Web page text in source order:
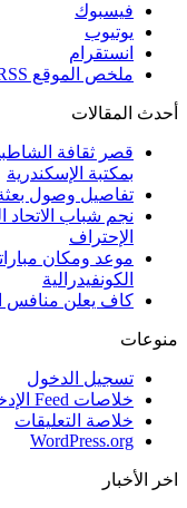
فيسبوك
يوتيوب
انستقرام
ملخص الموقع RSS
أحدث المقالات
قصر ثقافة
بمكتبة الإسكندرية
تفاصيل وصول
الإحتراف
موعد ومكان
الكونفيدرالية
كاف يعلن منافس
منوعات
تسجيل الدخول
خلاصات Feed الإدخالات
خلاصة التعليقات
WordPress.org
اخر الأخبار